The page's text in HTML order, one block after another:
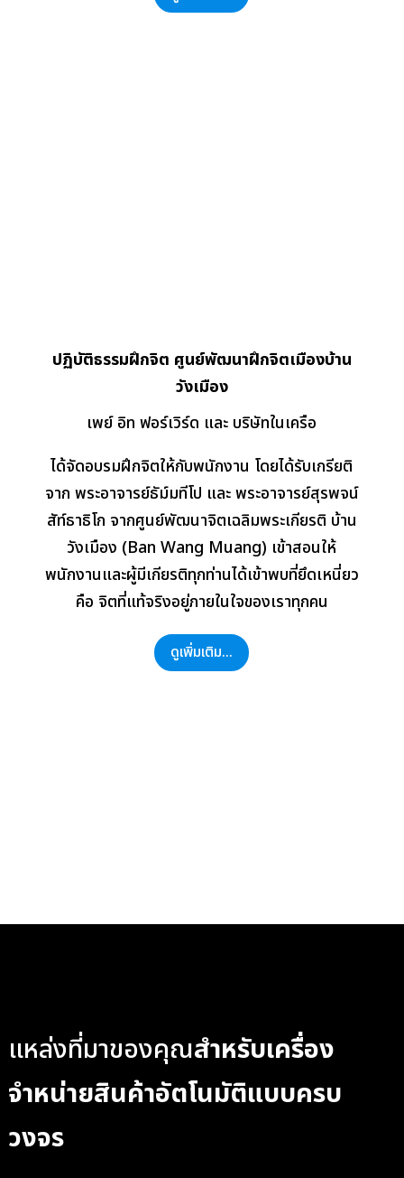
ปฏิบัติธรรมฝึกจิต ศูนย์พัฒนาฝึกจิตเมืองบ้าน
วังเมือง
เพย์ อิท ฟอร์เวิร์ด และ บริษัทในเครือ
ได้จัดอบรมฝึกจิตให้กับพนักงาน โดยได้รับเกรียติ
จาก พระอาจารย์ธัม์มทีโป และ พระอาจารย์สุรพจน์
สัท์ธาธิโก จากศูนย์พัฒนาจิตเฉลิมพระเกียรติ บ้าน
วังเมือง (Ban Wang Muang) เข้าสอนให้
พนักงานและผู้มีเกียรติทุกท่านได้เข้าพบที่ยึดเหนี่ยว
คือ จิตที่แท้จริงอยู่ภายในใจของเราทุกคน
ดูเพิ่มเติม...
แหล่งที่มาของคุณสำหรับเครื่อง
จำหน่ายสินค้าอัตโนมัติแบบครบ
วงจร